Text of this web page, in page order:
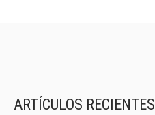
ARTÍCULOS RECIENTES